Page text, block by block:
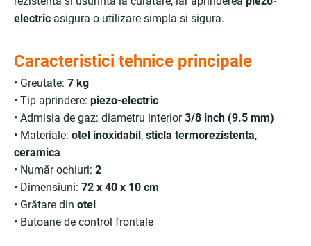
electric asigura o utilizare simpla si sigura.
Caracteristici tehnice principale
• Greutate: 7 kg
• Tip aprindere: piezo-electric
• Admisia de gaz: diametru interior3/8 inch (9.5 mm)
• Materiale: otel inoxidabil, sticla termorezistenta,
ceramica
• Număr ochiuri: 2
• Dimensiuni: 72 x 40 x 10 cm
• Grătare din otel
• Butoane de control frontale